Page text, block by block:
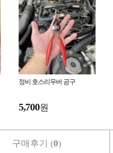
정비 호스리무버 공구
5,700원
구매후기 (0)